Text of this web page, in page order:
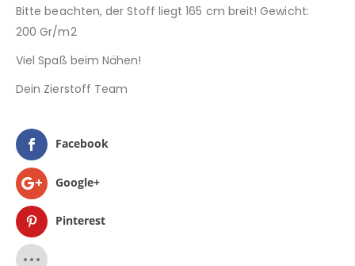
Bitte beachten, der Stoff liegt 165 cm breit! Gewicht:
200 Gr/m2
Viel Spaß beim Nähen!
Dein Zierstoff Team
Facebook
Google+
Pinterest